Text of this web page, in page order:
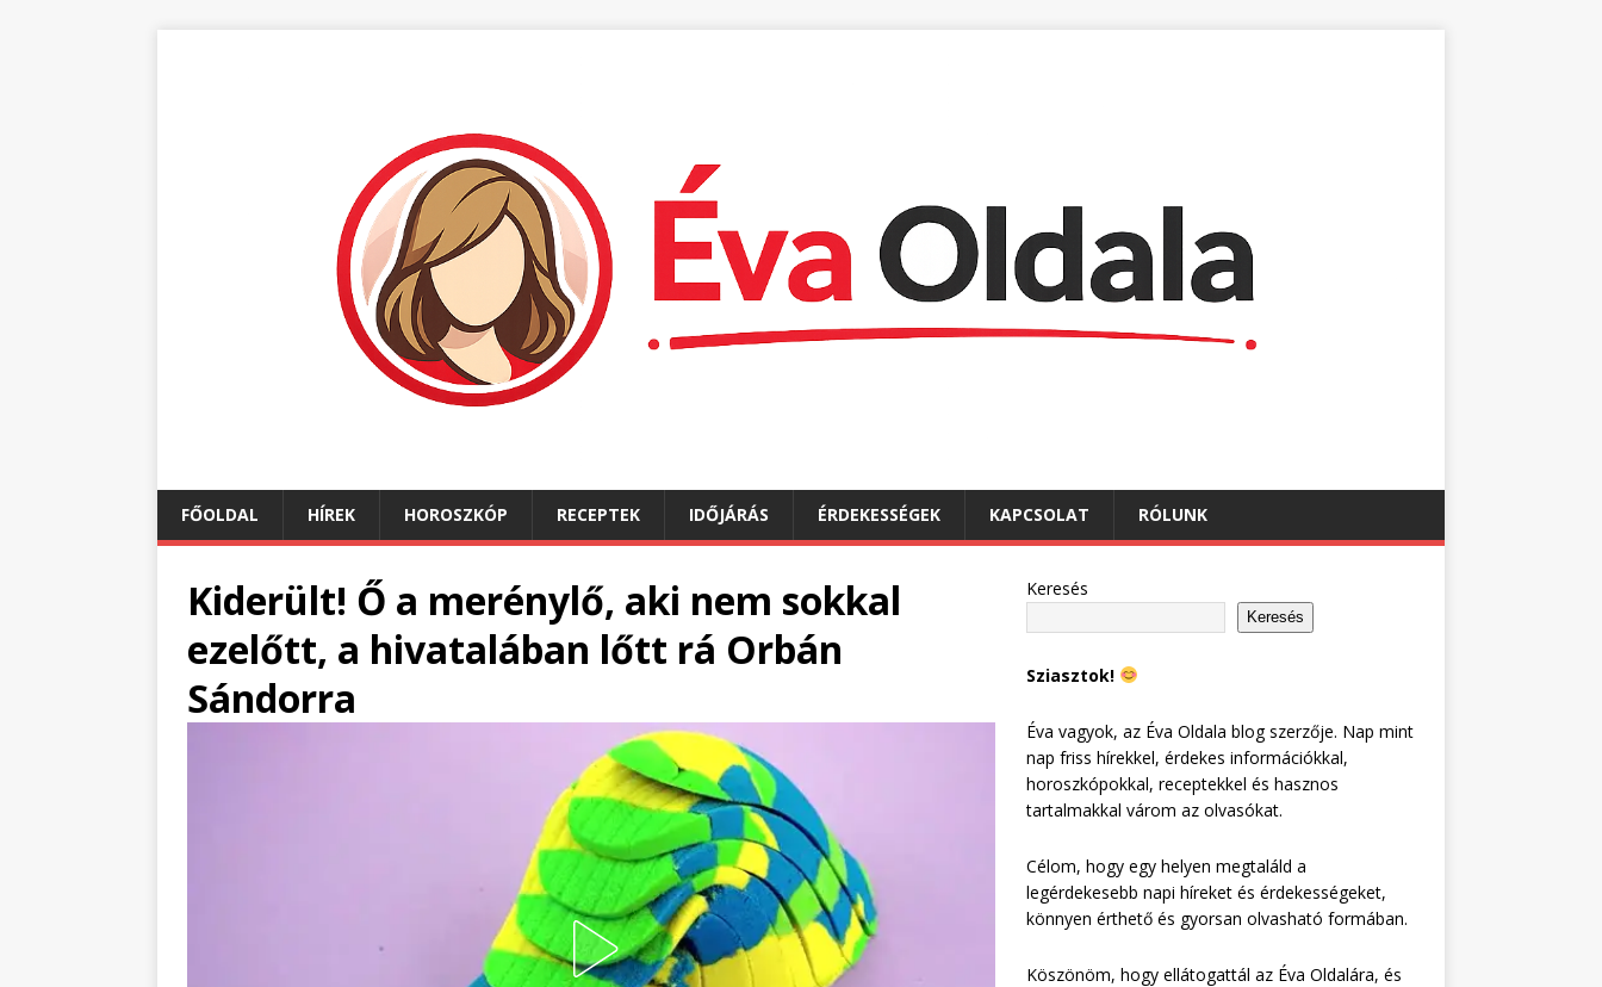
FŐOLDAL HÍREK HOROSZKÓP RECEPTEK IDŐJÁRÁS ÉRDEKESSÉGEK KAPCSOLAT RÓLUNK
Kiderült! Ő a merénylő, aki nem sokkal
ezelőtt, a hivatalában lőtt rá Orbán
Sándorra
Keresés
Keresés
Sziasztok!
Éva vagyok, az Éva Oldala blog szerzője. Nap mint
nap friss hírekkel, érdekes információkkal,
horoszkópokkal, receptekkel és hasznos
tartalmakkal várom az olvasókat.
Célom, hogy egy helyen megtaláld a
legérdekesebb napi híreket és érdekességeket,
könnyen érthető és gyorsan olvasható formában.
Köszönöm, hogy ellátogattál az Éva Oldalára, és